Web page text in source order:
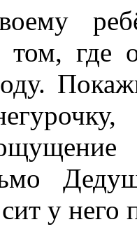
том, где
у него